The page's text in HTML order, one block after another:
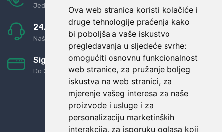
Ova web stranica koristi kolačiće i
druge tehnologije praćenja kako
bi poboljšala vaše iskustvo
pregledavanja u sljedeće svrhe:
omogućiti osnovnu funkcionalnost
web stranice, za pružanje boljeg
iskustva na web stranici, za
mjerenje vašeg interesa za naše
proizvode i usluge i za
personalizaciju marketinških
interakcija, za isporuku oglasa koji
Jednostavno pravilo: Roba za novac
24/7 odlična podrška
Naši agenti uvijek na raspolaganju
Sigurno obročno plaćanje
Do 24 rata bez kamata